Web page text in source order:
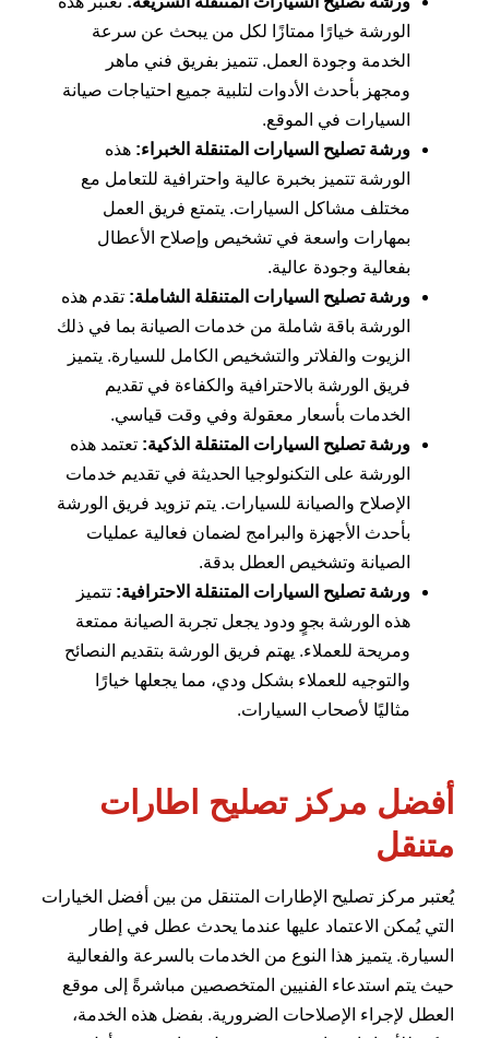
الورشة خيارًا ممتازًا لكل من يبحث عن سرعة
الخدمة وجودة العمل. تتميز بفريق فني ماهر
ومجهز بأحدث الأدوات لتلبية جميع احتياجات صيانة
السيارات في الموقع.
ورشة تصليح السيارات المتنقلة الخبراء: هذه
الورشة تتميز بخبرة عالية واحترافية للتعامل مع
مختلف مشاكل السيارات. يتمتع فريق العمل
بمهارات واسعة في تشخيص وإصلاح الأعطال
بفعالية وجودة عالية.
ورشة تصليح السيارات المتنقلة الشاملة: تقدم هذه
الورشة باقة شاملة من خدمات الصيانة بما في ذلك
الزيوت والفلاتر والتشخيص الكامل للسيارة. يتميز
فريق الورشة بالاحترافية والكفاءة في تقديم
الخدمات بأسعار معقولة وفي وقت قياسي.
ورشة تصليح السيارات المتنقلة الذكية: تعتمد هذه
الورشة على التكنولوجيا الحديثة في تقديم خدمات
الإصلاح والصيانة للسيارات. يتم تزويد فريق الورشة
بأحدث الأجهزة والبرامج لضمان فعالية عمليات
الصيانة وتشخيص العطل بدقة.
ورشة تصليح السيارات المتنقلة الاحترافية: تتميز
هذه الورشة بجوٍ ودود يجعل تجربة الصيانة ممتعة
ومريحة للعملاء. يهتم فريق الورشة بتقديم النصائح
والتوجيه للعملاء بشكل ودي، مما يجعلها خيارًا
مثاليًا لأصحاب السيارات.
أفضل مركز تصليح اطارات
متنقل
يُعتبر مركز تصليح الإطارات المتنقل من بين أفضل الخيارات
التي يُمكن الاعتماد عليها عندما يحدث عطل في إطار
السيارة. يتميز هذا النوع من الخدمات بالسرعة والفعالية
حيث يتم استدعاء الفنيين المتخصصين مباشرةً إلى موقع
العطل لإجراء الإصلاحات الضرورية. بفضل هذه الخدمة،